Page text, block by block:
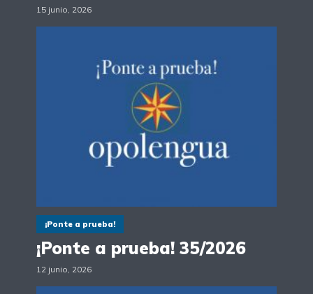
15 junio, 2026
¡Ponte a prueba!
¡Ponte a prueba! 35/2026
12 junio, 2026